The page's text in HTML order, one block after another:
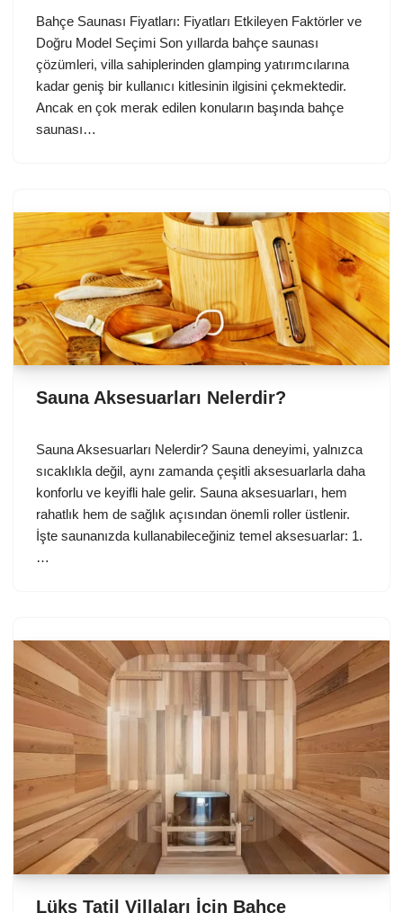
Bahçe Saunası Fiyatları: Fiyatları Etkileyen Faktörler ve
Doğru Model Seçimi Son yıllarda bahçe saunası
çözümleri, villa sahiplerinden glamping yatırımcılarına
kadar geniş bir kullanıcı kitlesinin ilgisini çekmektedir.
Ancak en çok merak edilen konuların başında bahçe
saunası…
Sauna Aksesuarları Nelerdir?
Sauna Aksesuarları Nelerdir? Sauna deneyimi, yalnızca
sıcaklıkla değil, aynı zamanda çeşitli aksesuarlarla daha
konforlu ve keyifli hale gelir. Sauna aksesuarları, hem
rahatlık hem de sağlık açısından önemli roller üstlenir.
İşte saunanızda kullanabileceğiniz temel aksesuarlar: 1.
…
Lüks Tatil Villaları İçin Bahçe